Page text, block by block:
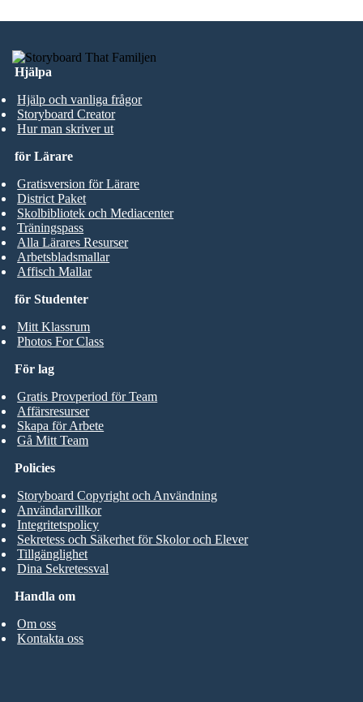
Hjälpa
Hjälp och vanliga frågor
Storyboard Creator
Hur man skriver ut
för Studenter
Mitt Klassrum
Photos For Class
för Lärare
Gratisversion för Lärare
District Paket
Skolbibliotek och Mediacenter
Träningspass
Alla Lärares Resurser
Arbetsbladsmallar
Affisch Mallar
För lag
Gratis Provperiod för Team
Affärsresurser
Skapa för Arbete
Gå Mitt Team
Handla om
Om oss
Kontakta oss
Policies
Storyboard Copyright och Användning
Användarvillkor
Integritetspolicy
Sekretess och Säkerhet för Skolor och Elever
Tillgänglighet
Dina Sekretessval